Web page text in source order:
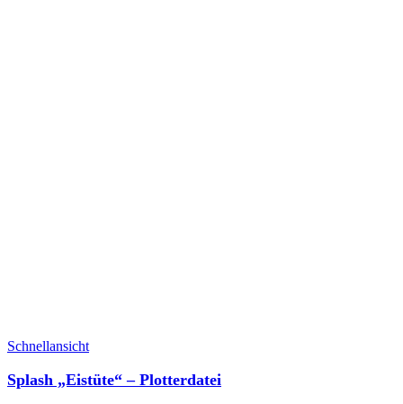
Schnellansicht
Splash „Eistüte“ – Plotterdatei